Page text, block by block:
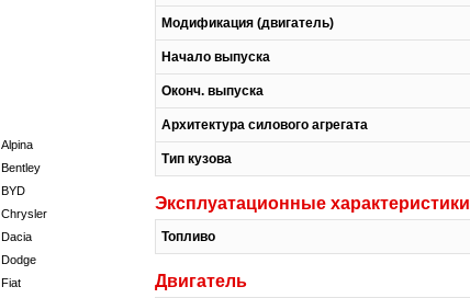
Alpina
Bentley
BYD
Chrysler
Dacia
Dodge
Fiat
Модификация (двигатель)
Начало выпуска
Оконч. выпуска
Архитектура силового агрегата
Тип кузова
Эксплуатационные характеристики
Топливо
Двигатель